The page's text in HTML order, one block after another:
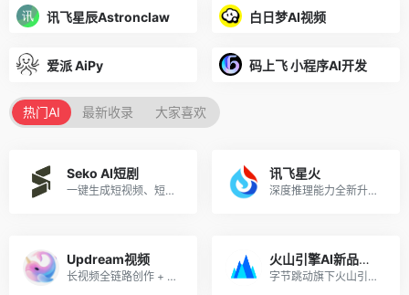
讯飞星辰Astronclaw 白日梦AI视频
爱派 AiPy 码上飞 小程序AI开发
热门AI 最新收录 大家喜欢
Seko AI短剧
一键生成短视频、短剧，零基础批量出片，用户注册意愿高，转化稳定！
讯飞星火
深度推理能力全新升级，全面对标OpenAI o1
Updream视频
长视频全链路创作 + 节点式无限画布 + AI 智能助手 Agent，一站式整合图文视频大模型，覆盖剧本、分镜、成片全流程，主打中长视频批量自动化创作
火山引擎AI新品推广
字节跳动旗下火山引擎重磅 AI 产品矩阵来袭！火山引擎 ArkClaw智能体、火山方舟Agent Plan、Seedance 2.0 ——三大王牌覆盖开发者、创作者、企业用户。AI 风口正盛，好产品自带流量。